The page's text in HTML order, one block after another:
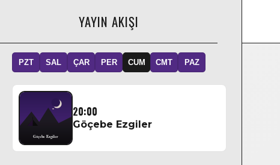
YAYIN AKIŞI
PZT SAL ÇAR PER CUM CMT PAZ
20:00
Göçebe Ezgiler